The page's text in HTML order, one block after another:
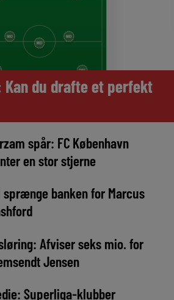
du drafte et perfekt
spår: FC København
en stor stjerne
sprænge banken for Marcus
Afviser seks mio. for
Jensen
Superliga-klubber